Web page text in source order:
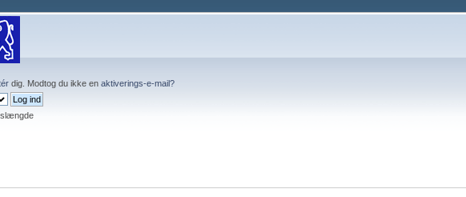
dig. Modtog du ikke enaktiverings-e-mail?